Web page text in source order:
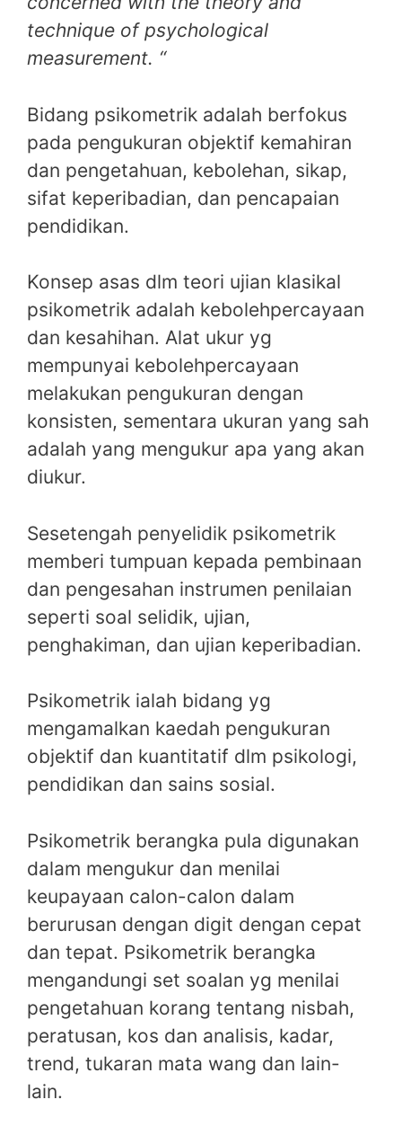
technique of psychological
measurement. “
Bidang psikometrik adalah berfokus
pada pengukuran objektif kemahiran
dan pengetahuan, kebolehan, sikap,
sifat keperibadian, dan pencapaian
pendidikan.
Konsep asas dlm teori ujian klasikal
psikometrik adalah kebolehpercayaan
dan kesahihan. Alat ukur yg
mempunyai kebolehpercayaan
melakukan pengukuran dengan
konsisten, sementara ukuran yang sah
adalah yang mengukur apa yang akan
diukur.
Sesetengah penyelidik psikometrik
memberi tumpuan kepada pembinaan
dan pengesahan instrumen penilaian
seperti soal selidik, ujian,
penghakiman, dan ujian keperibadian.
Psikometrik ialah bidang yg
mengamalkan kaedah pengukuran
objektif dan kuantitatif dlm psikologi,
pendidikan dan sains sosial.
Psikometrik berangka pula digunakan
dalam mengukur dan menilai
keupayaan calon-calon dalam
berurusan dengan digit dengan cepat
dan tepat. Psikometrik berangka
mengandungi set soalan yg menilai
pengetahuan korang tentang nisbah,
peratusan, kos dan analisis, kadar,
trend, tukaran mata wang dan lain-
lain.